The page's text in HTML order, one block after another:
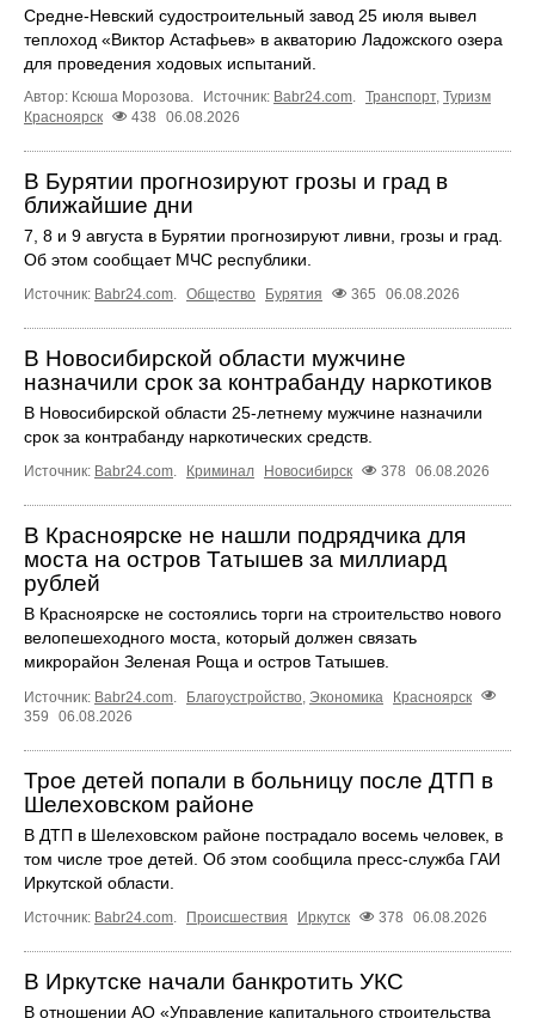
Средне-Невский судостроительный завод 25 июля вывел
теплоход «Виктор Астафьев» в акваторию Ладожского озера
для проведения ходовых испытаний.
Автор: Ксюша Морозова. Источник: Babr24.com. Транспорт, Туризм
Красноярск
438 06.08.2026
В Бурятии прогнозируют грозы и град в
ближайшие дни
7, 8 и 9 августа в Бурятии прогнозируют ливни, грозы и град.
Об этом сообщает МЧС республики.
Источник: Babr24.com. Общество Бурятия 365 06.08.2026
В Новосибирской области мужчине
назначили срок за контрабанду наркотиков
В Новосибирской области 25-летнему мужчине назначили
срок за контрабанду наркотических средств.
Источник: Babr24.com. Криминал Новосибирск 378 06.08.2026
В Красноярске не нашли подрядчика для
моста на остров Татышев за миллиард
рублей
В Красноярске не состоялись торги на строительство нового
велопешеходного моста, который должен связать
микрорайон Зеленая Роща и остров Татышев.
Источник: Babr24.com Благоустройство Экономика
Красноярск
359
06.08.2026
Трое детей попали в больницу после ДТП в
Шелеховском районе
В ДТП в Шелеховском районе пострадало восемь человек, в
том числе трое детей. Об этом сообщила пресс‑служба ГАИ
Иркутской области.
Источник: Babr24.com Происшествия Иркутск 378 06.08.2026
В Иркутске начали банкротить УКС
В отношении АО «Управление капитального строительства